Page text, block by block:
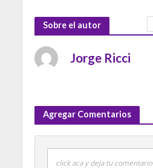
Sobre el autor
Jorge Ricci
Agregar Comentarios
click aca y deja tu comentario